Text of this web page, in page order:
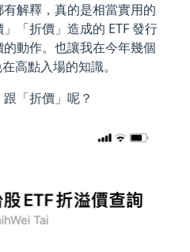
解釋，真的是相當實用的
「折價」造成的 ETF 發行
動作。也讓我在今年幾個
高點入場的知識。
「折價」呢？